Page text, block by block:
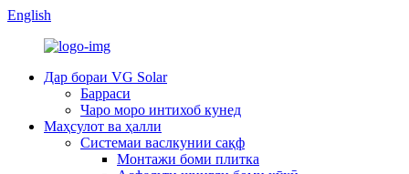
English
Дар бораи VG Solar
Барраси
Чаро моро интихоб кунед
Маҳсулот ва ҳалли
Системаи васлкунии сақф
Монтажи боми плитка